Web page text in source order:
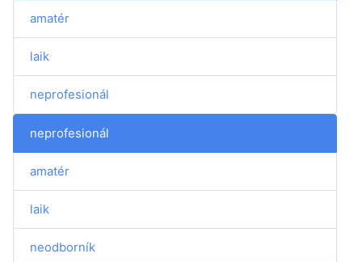
amatér
laik
neprofesionál
neprofesionál
amatér
laik
neodborník